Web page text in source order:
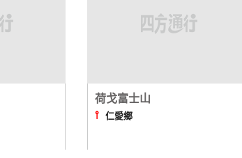
荷戈富士山
⫯仁愛鄉